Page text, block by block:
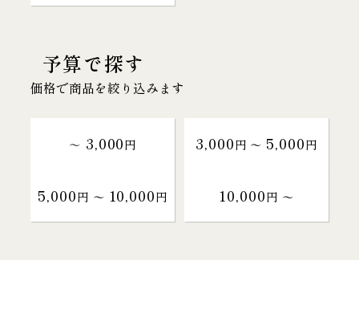
予算で探す
価格で商品を絞り込みます
～ 3,000円 3,000円 〜 5,000円
5,000円 〜 10,000円 10,000円 〜